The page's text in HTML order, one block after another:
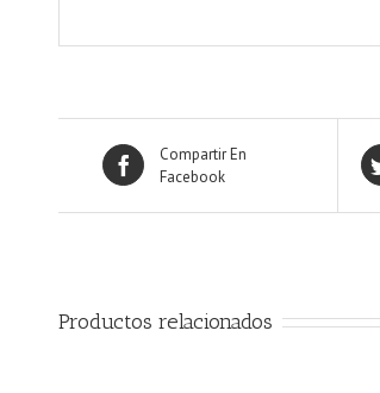
Compartir En
Facebook
Productos relacionados